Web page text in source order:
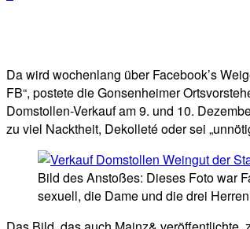
Da wird wochenlang über Facebook’s
FB“, postete die Gonsenheimer
Domstollen-Verkauf am 9. und 10.
zu viel Nacktheit, Dekolleté oder sei
Bild des Anstoßes: Dieses Foto war
sexuell, die Dame und die drei